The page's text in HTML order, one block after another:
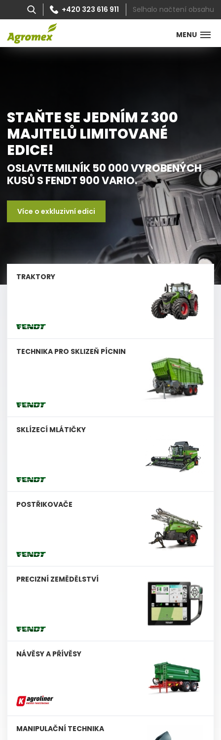
MENU
+420 323 616 911 Selhalo načtení obsahu
STAŇTE SE JEDNÍM Z 300
MAJITELŮ LIMITOVANÉ
EDICE!
OSLAVTE MILNÍK 50 000 VYROBENÝCH
KUSŮ S FENDT 900 VARIO.
Více o exkluzivní edici
TRAKTORY
TECHNIKA PRO SKLIZEŇ PÍCNIN
SKLÍZECÍ MLÁTIČKY
POSTŘIKOVAČE
PRECIZNÍ ZEMĚDĚLSTVÍ
NÁVĚSY A PŘÍVĚSY
MANIPULAČNÍ TECHNIKA